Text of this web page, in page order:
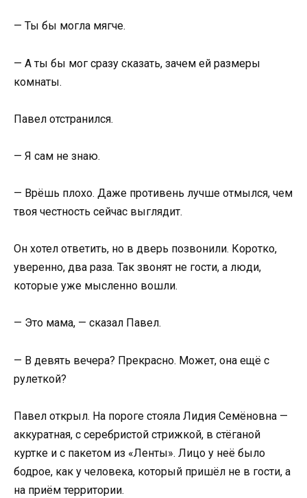
— Ты бы могла мягче.
— А ты бы мог сразу сказать, зачем ей размеры
комнаты.
Павел отстранился.
— Я сам не знаю.
— Врёшь плохо. Даже противень лучше отмылся, чем
твоя честность сейчас выглядит.
Он хотел ответить, но в дверь позвонили. Коротко,
уверенно, два раза. Так звонят не гости, а люди,
которые уже мысленно вошли.
— Это мама, — сказал Павел.
— В девять вечера? Прекрасно. Может, она ещё с
рулеткой?
Павел открыл. На пороге стояла Лидия Семёновна —
аккуратная, с серебристой стрижкой, в стёганой
куртке и с пакетом из «Ленты». Лицо у неё было
бодрое, как у человека, который пришёл не в гости, а
на приём территории.